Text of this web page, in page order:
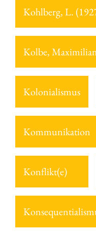
Kohlberg, L.
Kolbe,
Kolonialismus
Kommunikation
Konflikt(e)